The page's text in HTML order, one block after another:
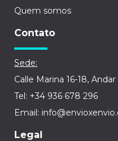
Quem somos
Contato
Sede:
Calle Marina 16-18,
Tel: +34 936 678 296
Email:
Legal